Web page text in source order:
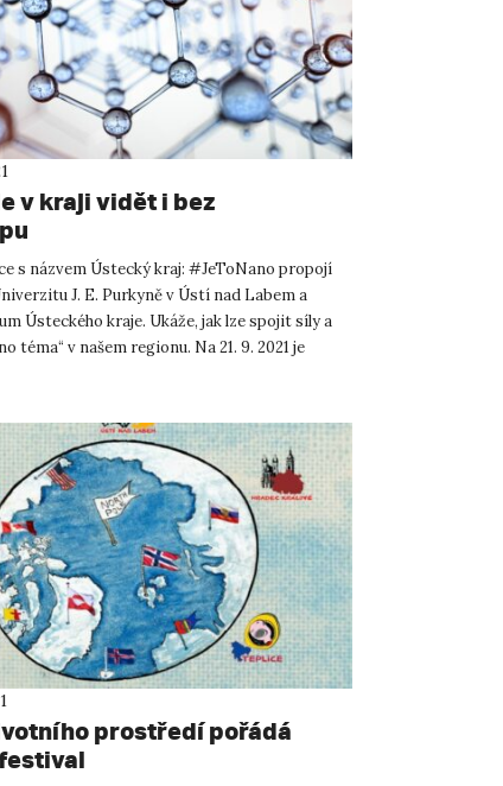
v kraji vidět i bez
s názvem Ústecký kraj: #JeToNano propojí
J. E. Purkyně v Ústí nad Labem a
Ústeckého kraje. Ukáže, jak lze spojit síly a
téma“ v našem regionu. Na 21. 9. 2021 je
prostředí pořádá